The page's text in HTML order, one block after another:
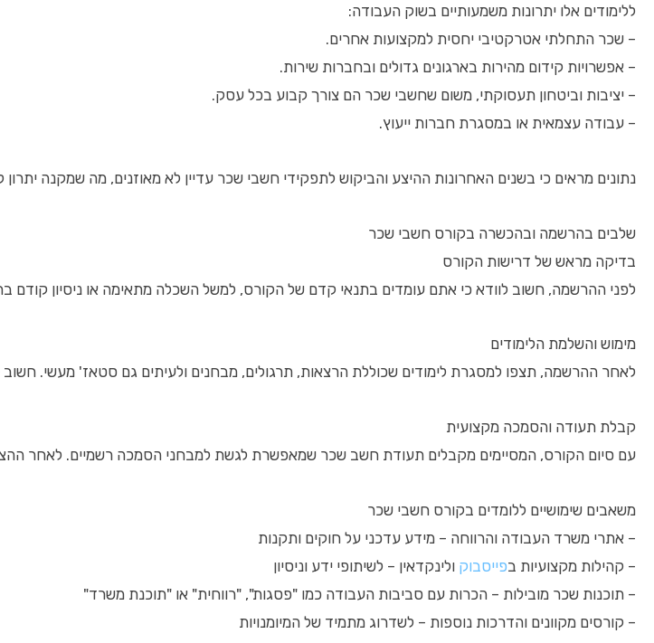
ללימודים אלו יתרונות משמעותיים בשוק העבודה:
– שכר התחלתי אטרקטיבי יחסית למקצועות אחרים.
– אפשרויות קידום מהירות בארגונים גדולים ובחברות שירות.
– יציבות וביטחון תעסוקתי, משום שחשבי שכר הם צורך קבוע בכל עסק.
– עבודה עצמאית או במסגרת חברות ייעוץ.
נתונים מראים כי בשנים האחרונות ההיצע והביקוש לתפקידי חשבי שכר עדיין לא מאוזנים, מה שמקנה
שלבים בהרשמה ובהכשרה בקורס חשבי שכר
בדיקה מראש של דרישות הקורס
לפני ההרשמה, חשוב לוודא כי אתם עומדים בתנאי קדם של הקורס, למשל השכלה מתאימה או ניסיון
מימוש והשלמת הלימודים
לאחר ההרשמה, תצפו למסגרת לימודים שכוללת הרצאות, תרגולים, מבחנים ולעיתים גם סטאז' מעשי.
קבלת תעודה והסמכה מקצועית
עם סיום הקורס, המסיימים מקבלים תעודת חשב שכר שמאפשרת לגשת למבחני הסמכה רשמיים. לאחר
משאבים שימושיים ללומדים בקורס חשבי שכר
– אתרי משרד העבודה והרווחה – מידע עדכני על חוקים ותקנות
– קהילות מקצועיות בפייסבוק ולינקדאין – לשיתופי ידע וניסיון
– תוכנות שכר מובילות – הכרות עם סביבות העבודה כמו "פסגות", "רווחית" או "תוכנת משרד"
– קורסים מקוונים והדרכות נוספות – לשדרוג מתמיד של המיומנויות